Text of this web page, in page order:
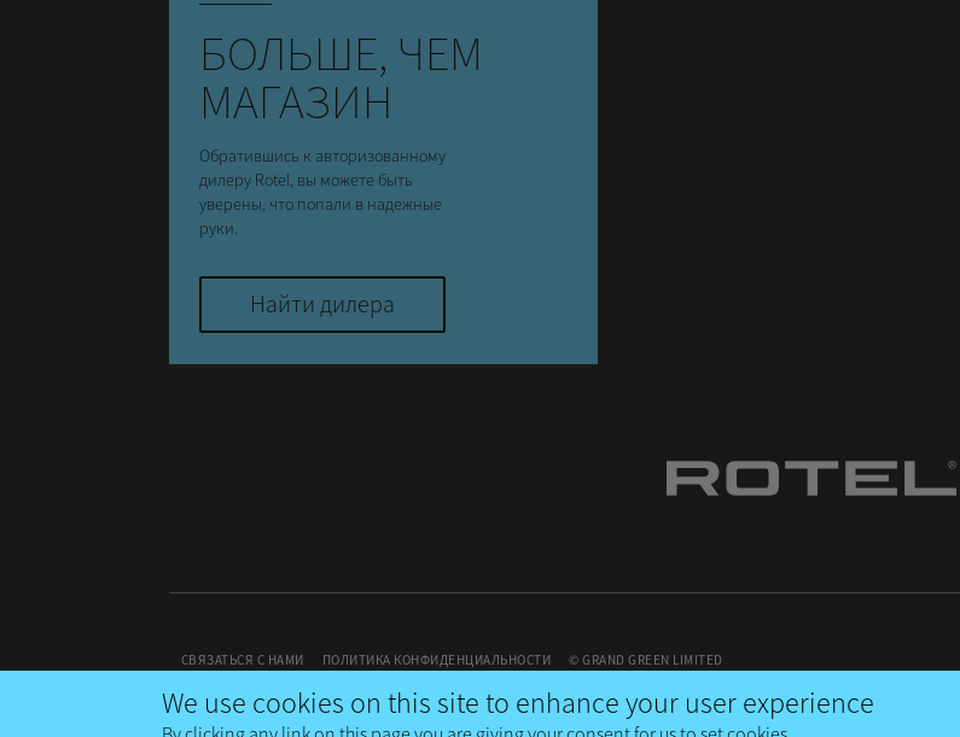
БОЛЬШЕ, ЧЕМ
МАГАЗИН
Обратившись к авторизованному
дилеру Rotel, вы можете быть
уверены, что попали в надежные
руки.
Найти дилера
СВЯЗАТЬСЯ С НАМИ ПОЛИТИКА КОНФИДЕНЦИАЛЬНОСТИ © GRAND GREEN LIMITED
We use cookies on this site to enhance your user experience